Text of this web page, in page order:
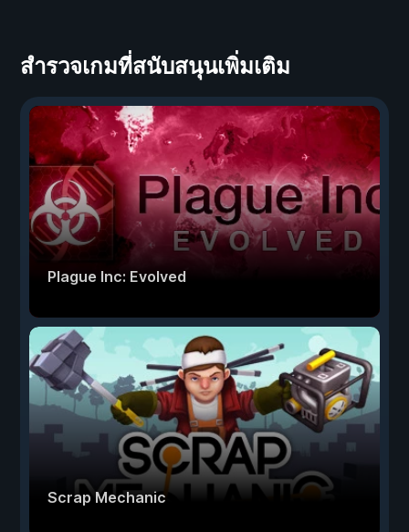
สำรวจเกมที่สนับสนุนเพิ่มเติม
Plague Inc: Evolved
Scrap Mechanic